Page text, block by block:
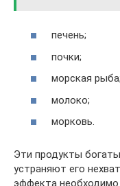
печень;
почки;
морская рыба;
молоко;
морковь.
Эти продукты
устраняют его
эффекта